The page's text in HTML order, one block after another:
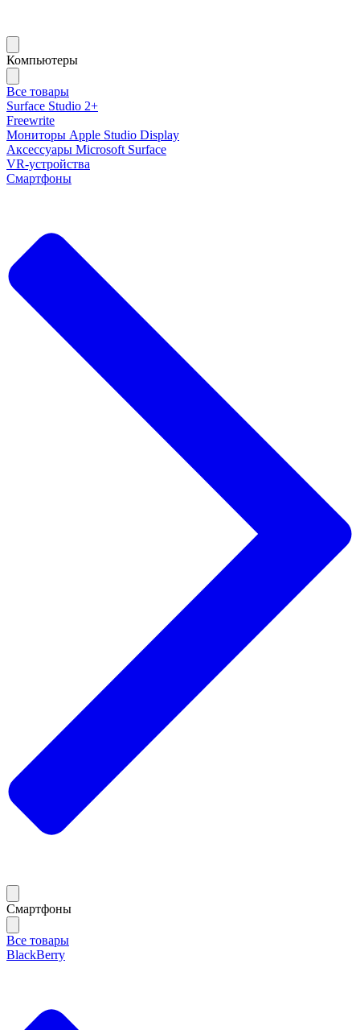
Компьютеры
Все товары
Surface Studio 2+
Freewrite
Мониторы Apple Studio Display
Аксессуары Microsoft Surface
VR-устройства
Смартфоны
Смартфоны
Все товары
BlackBerry